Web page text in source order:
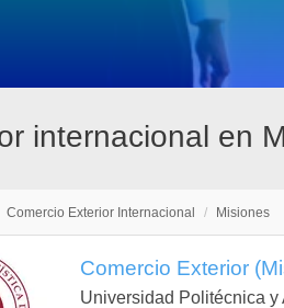
internacional en
Comercio Exterior Internacional / Misiones
Comercio Exterior
Universidad Politécnica